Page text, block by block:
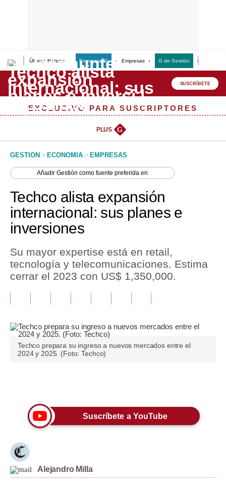
Últimas Noticias Empresas G Empresas G de Gestión
Lo último
Peru Quiosco
Management & Empleo
Perú
Política
Finanzas Personales
Plus G
Opinión
Editorial
Tendencias
Lujo
Viajes
Moda
SUSCRÍBETE
EXCLUSIVO PARA SUSCRIPTORES
PLUS G
GESTION > ECONOMIA > EMPRESAS
AñadirGestión como fuente preferida en
Techco alista expansión
internacional: sus planes e
inversiones
Su mayor expertise está en retail,
tecnología y telecomunicaciones. Estima
cerrar el 2023 con US$ 1,350,000.
Techco prepara su ingreso a nuevos mercados entre el
2024 y 2025. (Foto: Techco)
Suscríbete a YouTube
Alejandro Milla